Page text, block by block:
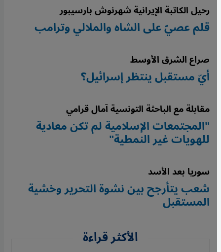
رحيل الكاتبة الإيرانية شهرنوش بارسيبور
قلم عصيّ على الشاه والملالي وترامب
صراع الشرق الأوسط
أيّ مستقبل ينتظر إسرائيل؟
مقابلة مع الباحثة التونسية آمال قرامي
"المجتمعات الإسلامية لم تكن معادية
للهويات غير النمطية"
سوريا بعد الأسد
شعب يتأرجح بين نشوة التحرير وخشية
المستقبل
الأكثر قراءة